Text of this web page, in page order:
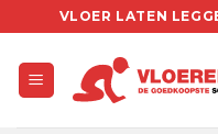
to
content
VLOER LATEN